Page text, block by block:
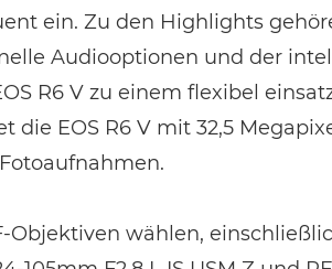
ein. Zu den Highlights
Audiooptionen und der
R6 V zu einem flexibel
EOS R6 V mit 32,5
wählen,